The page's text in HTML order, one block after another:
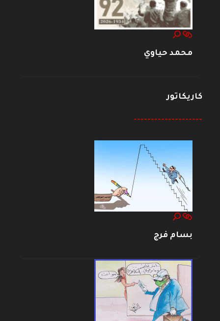
محمد حياوي
كاريكاتور
--------------------
بسام فرج